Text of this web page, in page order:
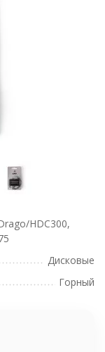
HDC300,
Дисковые
Горный